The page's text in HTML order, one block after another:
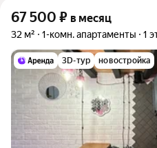
67 500 ₽ в месяц
32 м² 1-комн. апартаменты 1
3D-тур новостройка